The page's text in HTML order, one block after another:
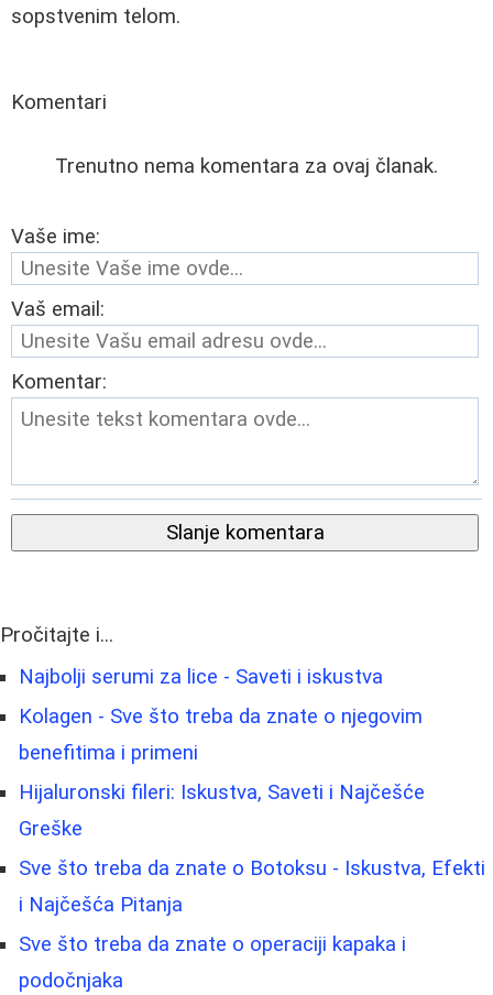
sopstvenim telom.
Komentari
Trenutno nema komentara za ovaj članak.
Vaše ime:
Vaš email:
Komentar:
Slanje komentara
Pročitajte i...
Najbolji serumi za lice - Saveti i iskustva
Kolagen - Sve što treba da znate o njegovim
benefitima i primeni
Hijaluronski fileri: Iskustva, Saveti i Najčešće
Greške
Sve što treba da znate o Botoksu - Iskustva, Efekti
i Najčešća Pitanja
Sve što treba da znate o operaciji kapaka i
podočnjaka